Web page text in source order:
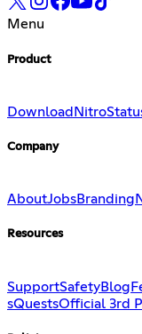
Menu
Product
Download Nitro
Company
AboutJobsBranding
Resources
SupportSafetyBlog
sQuestsOfficial 3rd